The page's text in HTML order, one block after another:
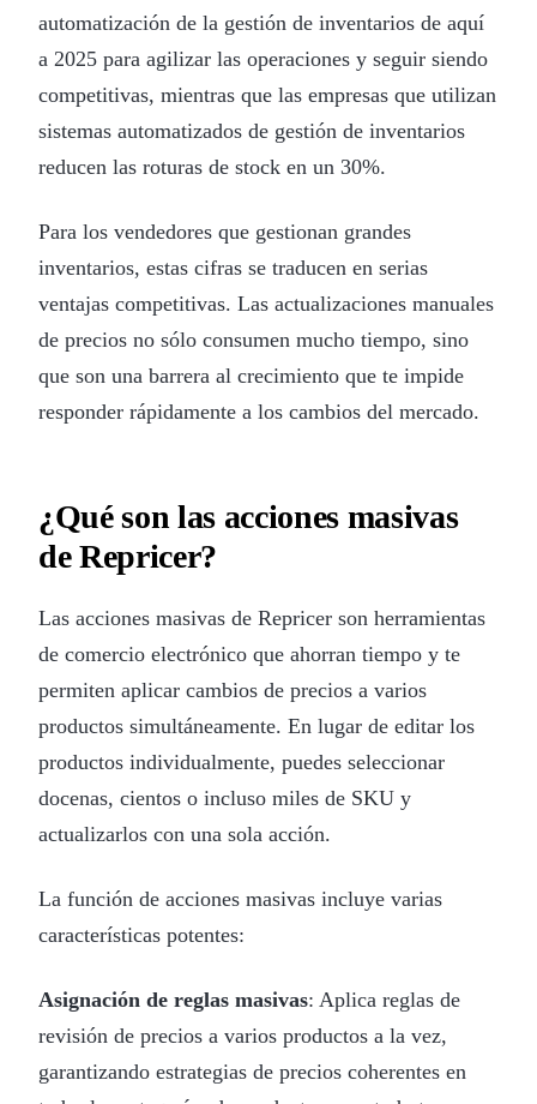
automatización de la gestión de inventarios de aquí
a 2025 para agilizar las operaciones y seguir siendo
competitivas, mientras que las empresas que utilizan
sistemas automatizados de gestión de inventarios
reducen las roturas de stock en un 30%.
Para los vendedores que gestionan grandes
inventarios, estas cifras se traducen en serias
ventajas competitivas. Las actualizaciones manuales
de precios no sólo consumen mucho tiempo, sino
que son una barrera al crecimiento que te impide
responder rápidamente a los cambios del mercado.
¿Qué son las acciones masivas
de Repricer?
Las acciones masivas de Repricer son herramientas
de comercio electrónico que ahorran tiempo y te
permiten aplicar cambios de precios a varios
productos simultáneamente. En lugar de editar los
productos individualmente, puedes seleccionar
docenas, cientos o incluso miles de SKU y
actualizarlos con una sola acción.
La función de acciones masivas incluye varias
características potentes:
Asignación de reglas masivas: Aplica reglas de
revisión de precios a varios productos a la vez,
garantizando estrategias de precios coherentes en